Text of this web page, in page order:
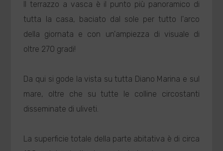
Il terrazzo a vasca è il punto più panoramico di
tutta la casa, baciato dal sole per tutto l'arco
della giornata e con un'ampiezza di visuale di
oltre 270 gradi!
Da qui si gode la vista su tutta Diano Marina e sul
mare, oltre che su tutte le colline circostanti
disseminate di uliveti.
La superficie totale della parte abitativa è di circa